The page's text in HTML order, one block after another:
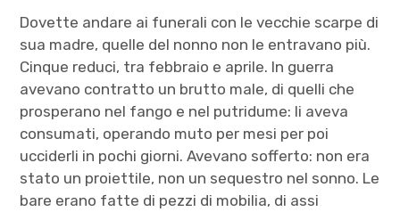
Dovette andare ai funerali con le vecchie scarpe di
sua madre, quelle del nonno non le entravano più.
Cinque reduci, tra febbraio e aprile. In guerra
avevano contratto un brutto male, di quelli che
prosperano nel fango e nel putridume: li aveva
consumati, operando muto per mesi per poi
ucciderli in pochi giorni. Avevano sofferto: non era
stato un proiettile, non un sequestro nel sonno. Le
bare erano fatte di pezzi di mobilia, di assi